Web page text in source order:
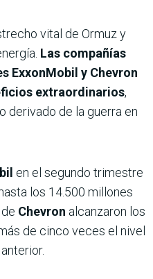
vital de Ormuz y
Las compañías
ExxonMobil y Chevron
extraordinarios,
derivado de la guerra en
en el segundo trimestre
los 14.500 millones
Chevron alcanzaron los
de cinco veces el nivel